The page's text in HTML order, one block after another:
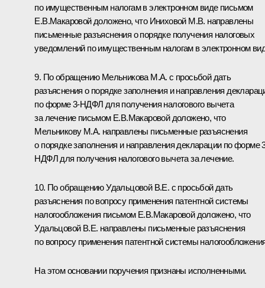
по имущественным налогам в электронном виде письмом
Е.В.Макаровой доложено, что Иниховой М.В. направлены
письменные разъяснения о порядке получения налоговых
уведомлений по имущественным налогам в электронном
9. По обращению Мельникова М.А. с просьбой дать
разъяснения о порядке заполнения и направления
по форме 3-НДФЛ для получения налогового вычета
за лечение письмом Е.В.Макаровой доложено, что
Мельникову М.А. направлены письменные разъяснения
о порядке заполнения и направления декларации по форме
НДФЛ для получения налогового вычета за лечение.
10. По обращению Удальцовой В.Е. с просьбой дать
разъяснения по вопросу применения патентной системы
налогообложения письмом Е.В.Макаровой доложено, что
Удальцовой В.Е. направлены письменные разъяснения
по вопросу применения патентной системы
На этом основании поручения признаны исполненными.